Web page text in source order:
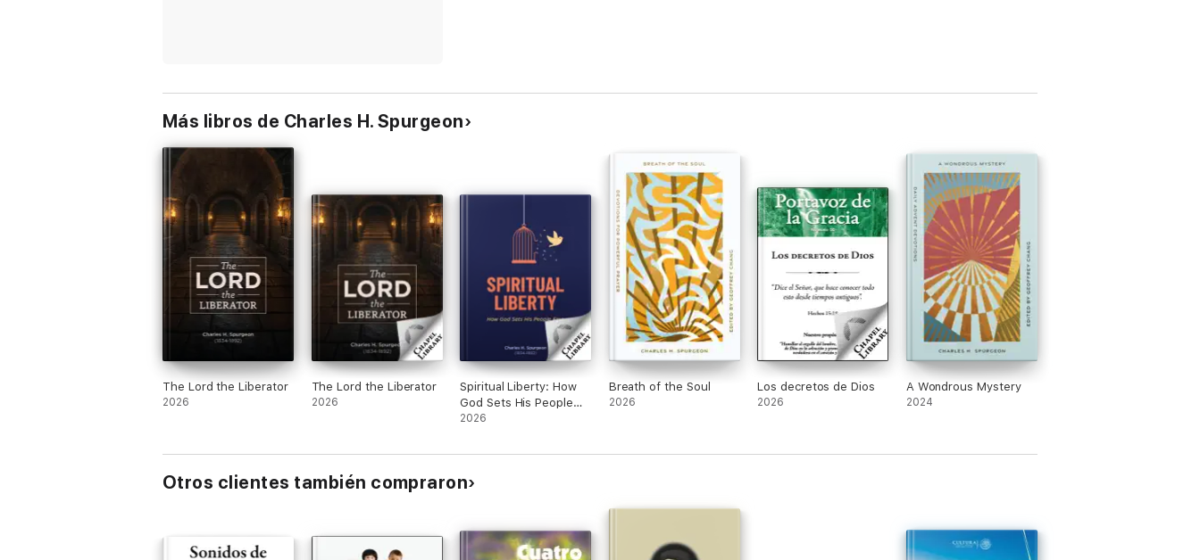
Más libros de Charles H. Spurgeon
The Lord the Liberator
2026
The Lord the Liberator
2026
Spiritual Liberty: How
God Sets His People
Free
2026
Breath of the Soul
2026
Los decretos de Dios
2026
A Wondrous Mystery
2024
Otros clientes también compraron